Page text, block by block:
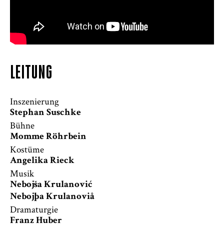
LEITUNG
Inszenierung
Stephan Suschke
Bühne
Momme Röhrbein
Kostüme
Angelika Rieck
Musik
Nebojša Krulanović
Nebojþa Krulanoviå
Dramaturgie
Franz Huber